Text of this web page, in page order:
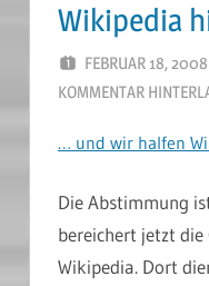
Wikipedia
FEBRUAR 18, 2008
KOMMENTAR
… und wir halfen
Die Abstimmung
bereichert jetzt
Wikipedia. Dort